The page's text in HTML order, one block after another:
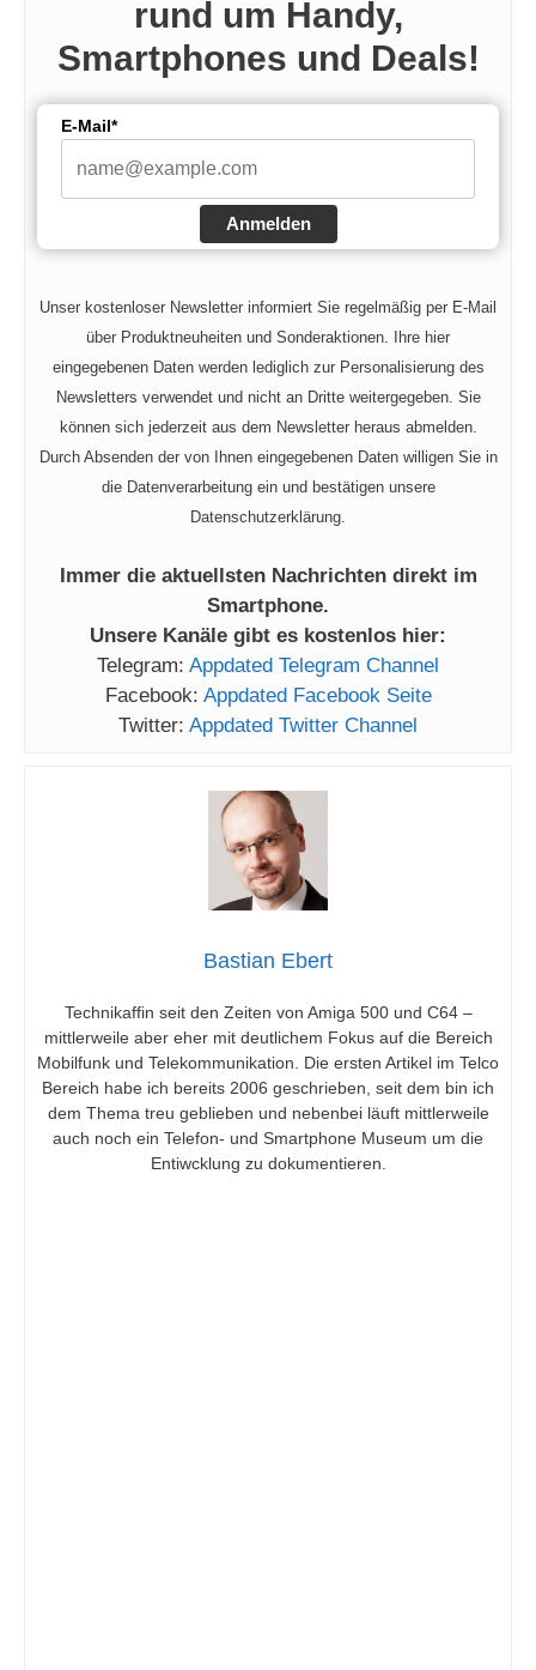
rund um Handy,
Smartphones und Deals!
E-Mail*
Anmelden
Unser kostenloser Newsletter informiert Sie regelmäßig per E-Mail
über Produktneuheiten und Sonderaktionen. Ihre hier
eingegebenen Daten werden lediglich zur Personalisierung des
Newsletters verwendet und nicht an Dritte weitergegeben. Sie
können sich jederzeit aus dem Newsletter heraus abmelden.
Durch Absenden der von Ihnen eingegebenen Daten willigen Sie in
die Datenverarbeitung ein und bestätigen unsere
Datenschutzerklärung.
Immer die aktuellsten Nachrichten direkt im
Smartphone.
Unsere Kanäle gibt es kostenlos hier:
Telegram: Appdated Telegram Channel
Facebook: Appdated Facebook Seite
Twitter: Appdated Twitter Channel
Bastian Ebert
Technikaffin seit den Zeiten von Amiga 500 und C64 –
mittlerweile aber eher mit deutlichem Fokus auf die Bereich
Mobilfunk und Telekommunikation. Die ersten Artikel im Telco
Bereich habe ich bereits 2006 geschrieben, seit dem bin ich
dem Thema treu geblieben und nebenbei läuft mittlerweile
auch noch ein Telefon- und Smartphone Museum um die
Entiwcklung zu dokumentieren.